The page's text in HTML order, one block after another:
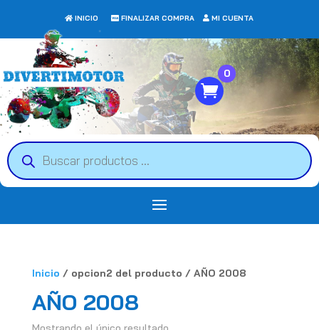
INICIO FINALIZAR COMPRA MI CUENTA
Búsqueda
de
productos
0
Inicio / opcion2 del producto / AÑO 2008
AÑO 2008